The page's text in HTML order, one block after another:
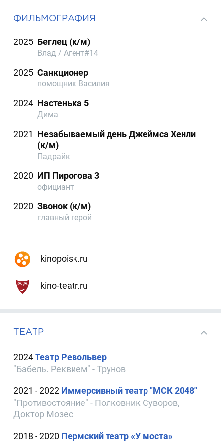
ФИЛЬМОГРАФИЯ
2025 Беглец (к/м)
Влад / Агент#14
2025 Санкционер
помощник Василия
2024 Настенька 5
Дима
2021
Незабываемый день Джеймса Хенли
(к/м)
Падрайк
2020 ИП Пирогова 3
официант
2020 Звонок (к/м)
главный герой
kinopoisk.ru
kino-teatr.ru
ТЕАТР
2024Театр Револьвер
"Бабель. Реквием" - Трунов
2021 - 2022 Иммерсивный театр "МСК 2048"
"Противостояние" - Полковник Суворов,
Доктор Мозес
2018 - 2020 Пермский театр «У моста»